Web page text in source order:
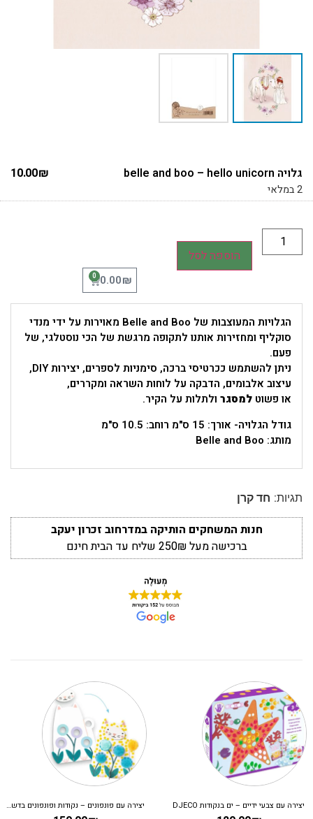
גלויה belle and boo – hello unicorn 10.00₪
2 במלאי
הוספה לסל
0.00₪
0
הגלויות המעוצבות של Belle and Boo מאוירות על ידי מנדי
סוקליף ומחזירות אותנו לתקופה מרגשת של הכי נוסטלגי, של
פעם.
ניתן להשתמש ככרטיסי ברכה, סימניות לספרים, יצירות DIY,
עיצוב אלבומים, הדבקה על לוחות השראה ומקררים,
או פשוט למסגר ולתלות על הקיר.
גודל הגלויה- אורך: 15 ס"מ רוחב: 10.5 ס"מ
מותג: Belle and Boo
תגיות: חד קרן
חנות המשחקים הותיקה במדרחוב זכרון יעקב
ברכישה מעל 250₪ שליח עד הבית חינם
יצירה עם צבעי ידיים – ים בנקודות DJECO יצירה עם פונפונים – נקודות ופונפונים בדשא DJECO